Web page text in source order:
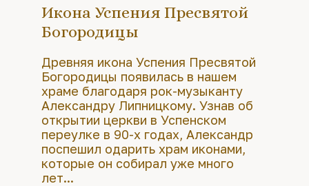
Икона Успения Пресвятой
Богородицы
Древняя икона Успения Пресвятой
Богородицы появилась в нашем
храме благодаря рок-музыканту
Александру Липницкому. Узнав об
открытии церкви в Успенском
переулке в 90-х годах, Александр
поспешил одарить храм иконами,
которые он собирал уже много
лет...